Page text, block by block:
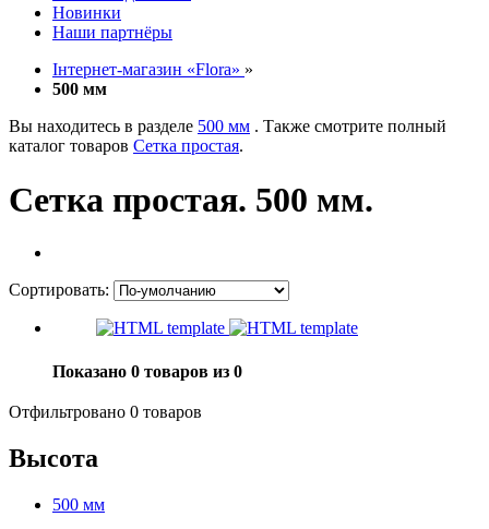
Новинки
Наши партнёры
Інтернет-магазин «Flora» »
500 мм
Вы находитесь в разделе 500 мм . Также смотрите полный
каталог товаров Сетка простая.
Сетка простая. 500 мм.
Сортировать:
Показано 0 товаров из 0
Отфильтровано 0 товаров
Высота
500 мм